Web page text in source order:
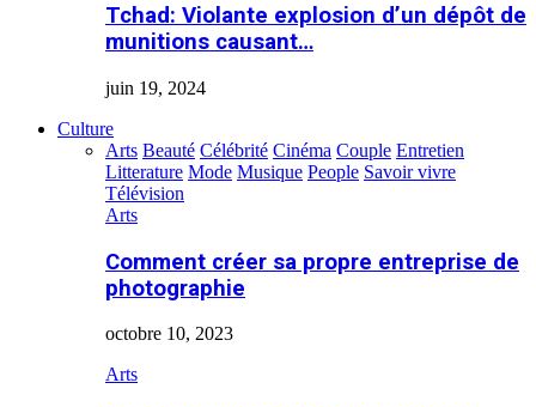
Tchad: Violante explosion d’un dépôt de
munitions causant…
juin 19, 2024
Culture
Arts Beauté Célébrité Cinéma Couple Entretien
Litterature Mode Musique People Savoir vivre
Télévision
Arts
Comment créer sa propre entreprise de
photographie
octobre 10, 2023
Arts